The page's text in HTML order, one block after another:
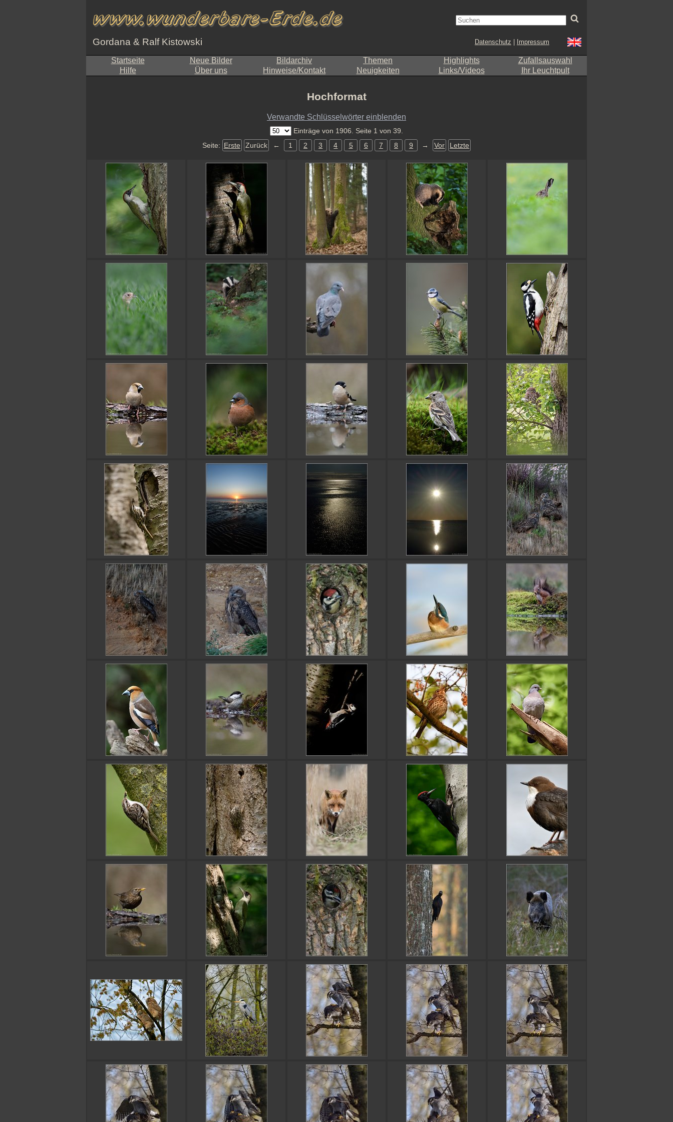
Gordana & Ralf Kistowski Datenschutz Impressum
Startseite Neue Bilder Bildarchiv Themen Highlights
Zufallsauswahl
Hilfe
Über uns Hinweise/Kontakt Neuigkeiten Links/Videos Ihr Leuchtpult
Hochformat
Verwandte Schlüsselwörter einblenden
Einträge von 1906. Seite 1 von 39.
Seite: Erste Zurück ← 1 2 3 4 5 6 7 8 9 → Vor Letzte